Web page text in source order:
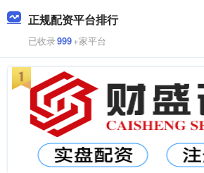
正规配资平台排行
已收录999+家平台